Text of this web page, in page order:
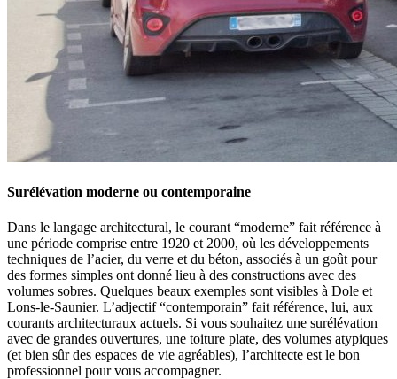
Surélévation moderne ou contemporaine
Dans le langage architectural, le courant “moderne” fait référence à
une période comprise entre 1920 et 2000, où les développements
techniques de l’acier, du verre et du béton, associés à un goût pour
des formes simples ont donné lieu à des constructions avec des
volumes sobres. Quelques beaux exemples sont visibles à Dole et
Lons-le-Saunier. L’adjectif “contemporain” fait référence, lui, aux
courants architecturaux actuels. Si vous souhaitez une surélévation
avec de grandes ouvertures, une toiture plate, des volumes atypiques
(et bien sûr des espaces de vie agréables), l’architecte est le bon
professionnel pour vous accompagner.